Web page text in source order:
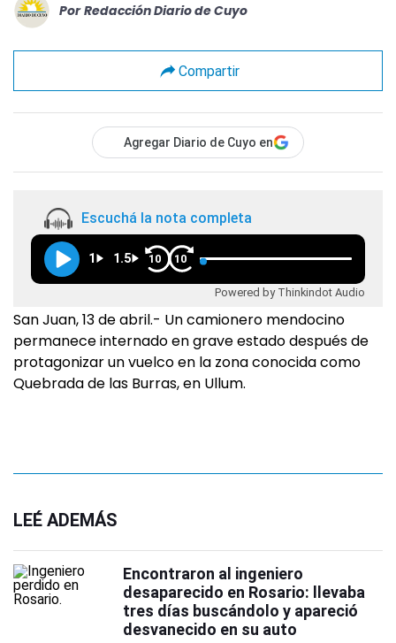
Por Redacción Diario de Cuyo
Compartir
Agregar Diario de Cuyo en
Escuchá la nota completa
1 1.5 10 10
Powered by Thinkindot Audio
San Juan, 13 de abril.- Un camionero mendocino
permanece internado en grave estado después de
protagonizar un vuelco en la zona conocida como
Quebrada de las Burras, en Ullum.
LEÉ ADEMÁS
Encontraron al ingeniero
desaparecido en Rosario: llevaba
tres días buscándolo y apareció
desvanecido en su auto